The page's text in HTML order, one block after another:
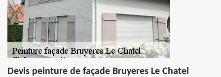
Devis peinture de façade Bruyeres Le Chatel